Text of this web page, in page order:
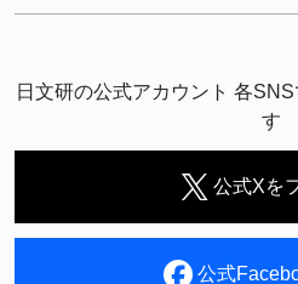
日文研の公式アカウント 各
す
公式Xを
公式